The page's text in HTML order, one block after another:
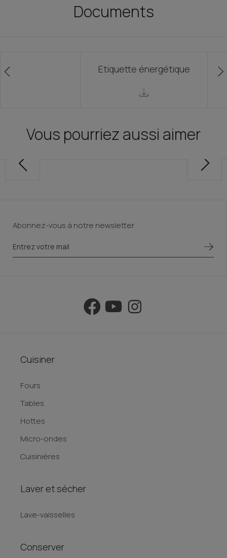
Documents
Etiquette énergétique
Vous pourriez aussi aimer
Abonnez-vous à notre newsletter
Cuisiner
Fours
Tables
Hottes
Micro-ondes
Cuisinières
Laver et sécher
Lave-vaisselles
Conserver